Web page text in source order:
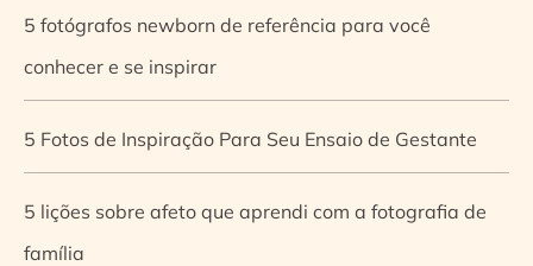
5 fotógrafos newborn de referência para você
conhecer e se inspirar
5 Fotos de Inspiração Para Seu Ensaio de Gestante
5 lições sobre afeto que aprendi com a fotografia de
família